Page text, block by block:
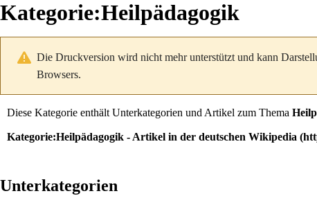
Kategorie:Heilpädagogik
Die Druckversion wird nicht mehr unterstützt und kann
Browsers.
Diese Kategorie enthält Unterkategorien und Artikel zum Thema
Kategorie:Heilpädagogik - Artikel in der deutschen Wikipedia
Unterkategorien